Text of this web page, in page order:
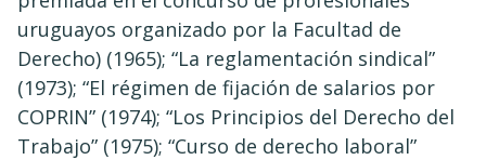
uruguayos organizado por la Facultad de
Derecho) (1965); “La reglamentación sindical”
(1973); “El régimen de fijación de salarios por
COPRIN” (1974); “Los Principios del Derecho del
Trabajo” (1975); “Curso de derecho laboral”